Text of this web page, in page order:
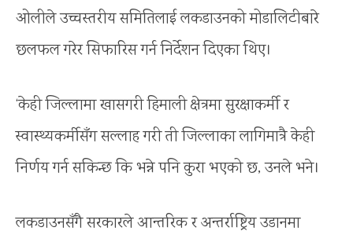
ओलीले उच्चस्तरीय समितिलाई लकडाउनको मोडालिटीबारे
छलफल गरेर सिफारिस गर्न निर्देशन दिएका थिए।
‘केही जिल्लामा खासगरी हिमाली क्षेत्रमा सुरक्षाकर्मी र
स्वास्थ्यकर्मीसँग सल्लाह गरी ती जिल्लाका लागिमात्रै केही
निर्णय गर्न सकिन्छ कि भन्ने पनि कुरा भएको छ, उनले भने।
लकडाउनसँगै सरकारले आन्तरिक र अन्तर्राष्ट्रिय उडानमा